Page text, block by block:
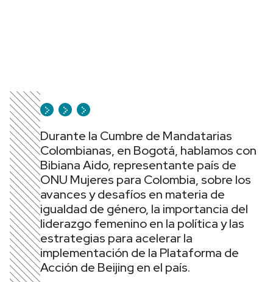
Durante la Cumbre de Mandatarias
Colombianas, en Bogotá, hablamos con
Bibiana Aido, representante país de
ONU Mujeres para Colombia, sobre los
avances y desafíos en materia de
igualdad de género, la importancia del
liderazgo femenino en la política y las
estrategias para acelerar la
implementación de la Plataforma de
Acción de Beijing en el país.